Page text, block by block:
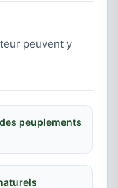
peuvent y
peuplements